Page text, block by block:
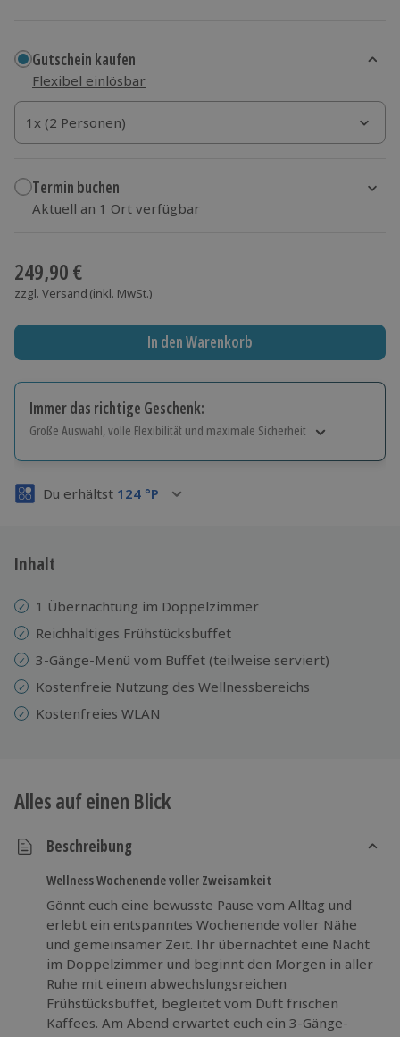
Gutschein kaufen
Flexibel einlösbar
1x (2 Personen)
1x (2 Personen)
1x (2 Personen)
Termin buchen
Aktuell an 1 Ort verfügbar
249,90 €
zzgl. Versand (inkl. MwSt.)
In den Warenkorb
Immer das richtige Geschenk:
Große Auswahl, volle Flexibilität und maximale Sicherheit
Volle Flexibilität
3 Jahre gültig & verlängerbar.
Du erhältst 124 °P
Inhalt
1 Übernachtung im Doppelzimmer
Reichhaltiges Frühstücksbuffet
3-Gänge-Menü vom Buffet (teilweise serviert)
Kostenfreie Nutzung des Wellnessbereichs
Kostenfreies WLAN
Alles auf einen Blick
Beschreibung
Wellness Wochenende voller Zweisamkeit
Gönnt euch eine bewusste Pause vom Alltag und
erlebt ein entspanntes Wochenende voller Nähe
und gemeinsamer Zeit. Ihr übernachtet eine Nacht
im Doppelzimmer und beginnt den Morgen in aller
Ruhe mit einem abwechslungsreichen
Frühstücksbuffet, begleitet vom Duft frischen
Kaffees. Am Abend erwartet euch ein 3-Gänge-